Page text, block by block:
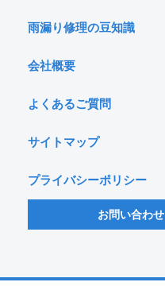
雨漏り修理の豆知識
会社概要
よくあるご質問
サイトマップ
プライバシーポリシー
お問い合わせ